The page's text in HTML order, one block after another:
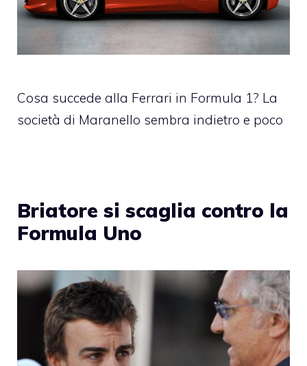
Cosa succede alla Ferrari in Formula 1? La
società di Maranello sembra indietro e poco
Briatore si scaglia contro la
Formula Uno